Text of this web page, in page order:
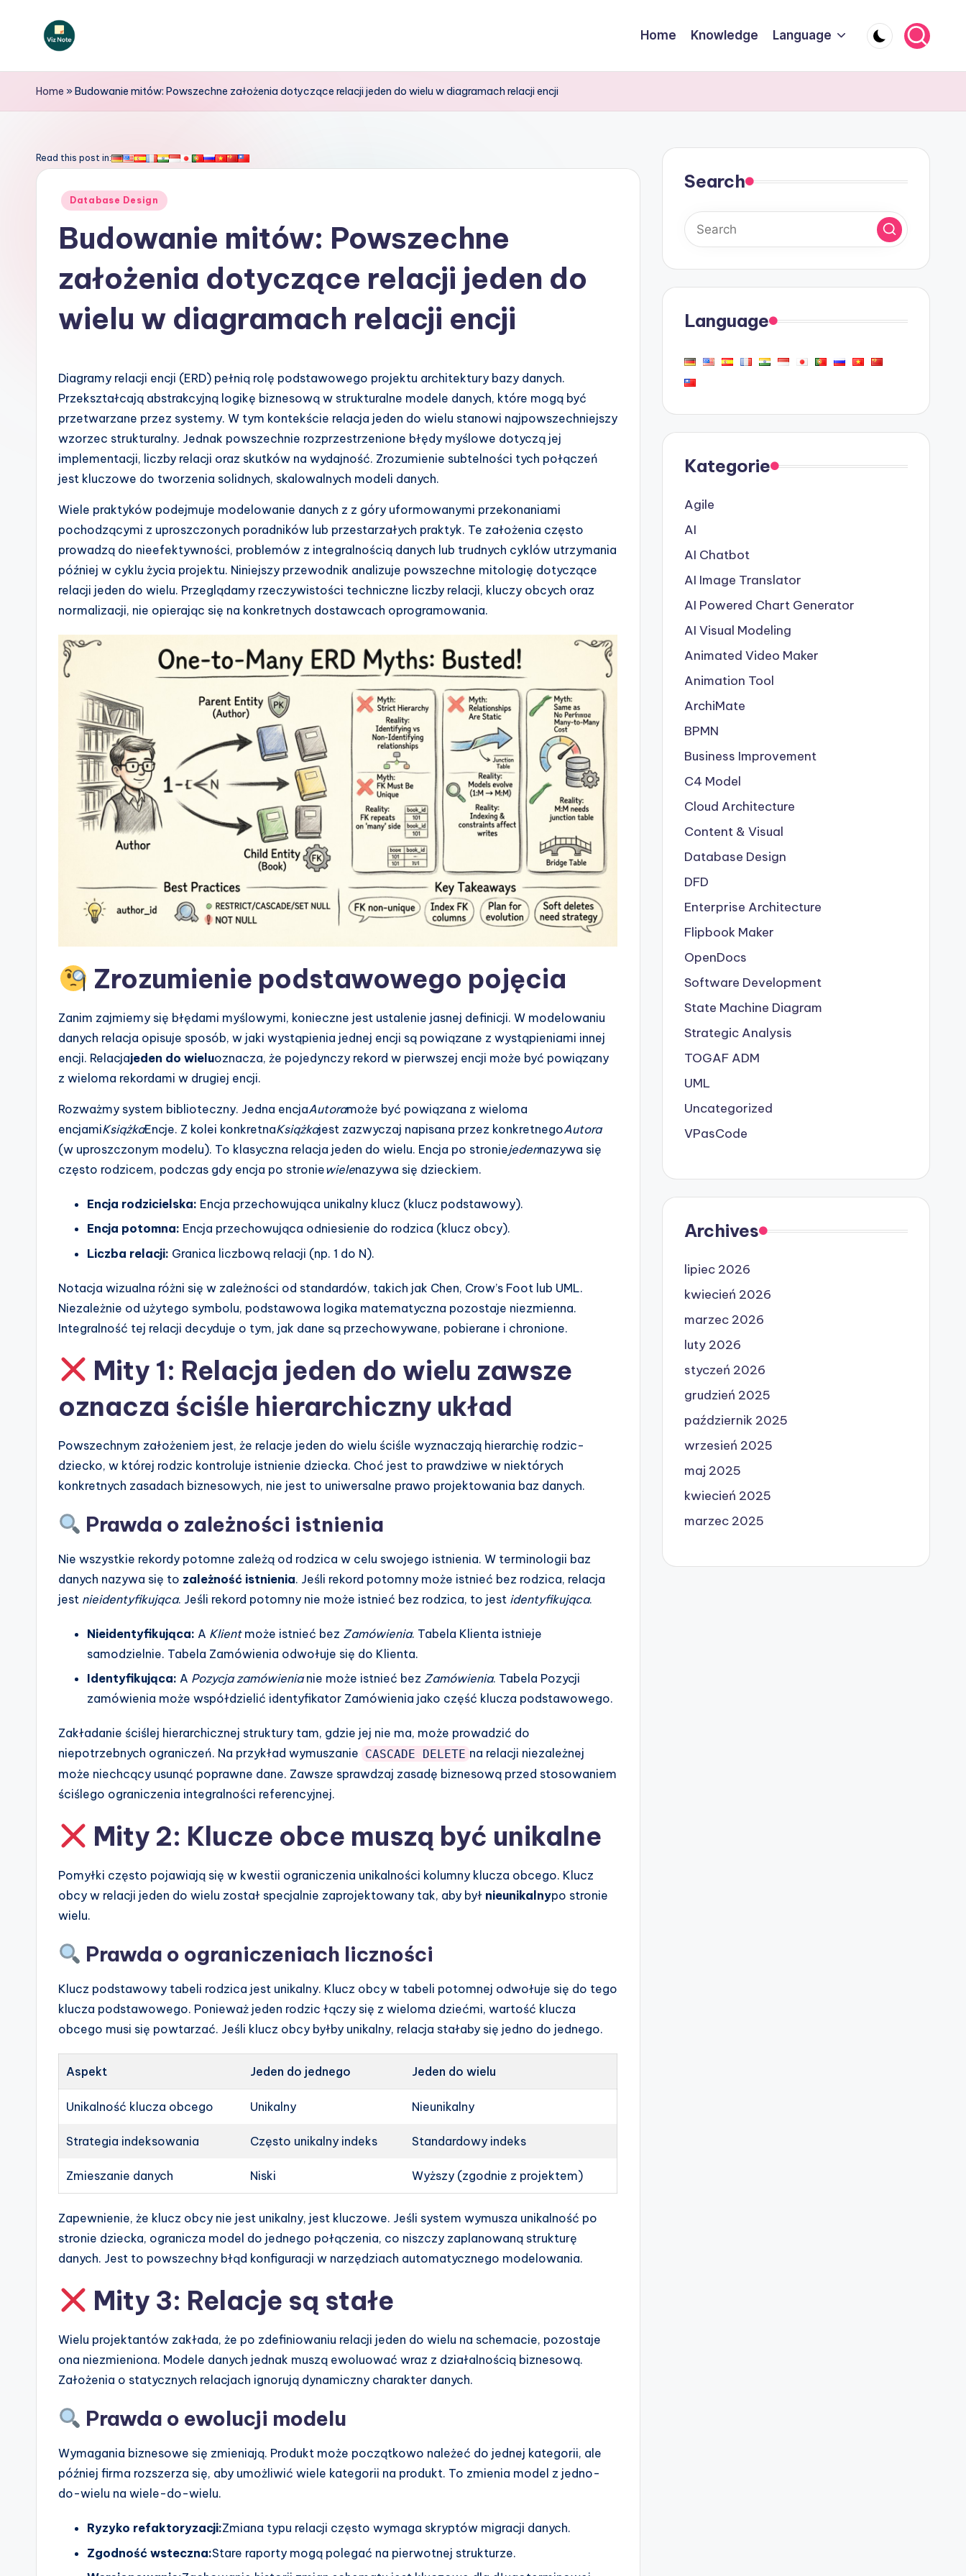
V
iz
o
A
si
Home Knowledge Language
Home »Budowanie mitów: Powszechne założenia dotyczące relacji jeden do wielu w diagramach relacji encji
Read this post in:
Posted
Database Design
Budowanie mitów: Powszechne
założenia dotyczące relacji jeden do
wielu w diagramach relacji encji
Diagramy relacji encji (ERD) pełnią rolę podstawowego projektu architektury bazy danych.
Przekształcają abstrakcyjną logikę biznesową w strukturalne modele danych, które mogą być
przetwarzane przez systemy. W tym kontekście relacja jeden do wielu stanowi najpowszechniejszy
wzorzec strukturalny. Jednak powszechnie rozprzestrzenione błędy myślowe dotyczą jej
implementacji, liczby relacji oraz skutków na wydajność. Zrozumienie subtelności tych połączeń
jest kluczowe do tworzenia solidnych, skalowalnych modeli danych.
Wiele praktyków podejmuje modelowanie danych z z góry uformowanymi przekonaniami
pochodzącymi z uproszczonych poradników lub przestarzałych praktyk. Te założenia często
prowadzą do nieefektywności, problemów z integralnością danych lub trudnych cyklów utrzymania
później w cyklu życia projektu. Niniejszy przewodnik analizuje powszechne mitologię dotyczące
relacji jeden do wielu. Przeglądamy rzeczywistości techniczne liczby relacji, kluczy obcych oraz
normalizacji, nie opierając się na konkretnych dostawcach oprogramowania.
Zrozumienie podstawowego pojęcia
Zanim zajmiemy się błędami myślowymi, konieczne jest ustalenie jasnej definicji. W modelowaniu
danych relacja opisuje sposób, w jaki wystąpienia jednej encji są powiązane z wystąpieniami innej
encji. Relacjajeden do wieluoznacza, że pojedynczy rekord w pierwszej encji może być powiązany
z wieloma rekordami w drugiej encji.
Rozważmy system biblioteczny. Jedna encjaAutoramoże być powiązana z wieloma
encjamiKsiążkaEncje. Z kolei konkretnaKsiążkajest zazwyczaj napisana przez konkretnegoAutora
(w uproszczonym modelu). To klasyczna relacja jeden do wielu. Encja po stroniejedennazywa się
często rodzicem, podczas gdy encja po stroniewielenazywa się dzieckiem.
Encja rodzicielska: Encja przechowująca unikalny klucz (klucz podstawowy).
Encja potomna: Encja przechowująca odniesienie do rodzica (klucz obcy).
Liczba relacji: Granica liczbową relacji (np. 1 do N).
Notacja wizualna różni się w zależności od standardów, takich jak Chen, Crow’s Foot lub UML.
Niezależnie od użytego symbolu, podstawowa logika matematyczna pozostaje niezmienna.
Integralność tej relacji decyduje o tym, jak dane są przechowywane, pobierane i chronione.
Mity 1: Relacja jeden do wielu zawsze
oznacza ściśle hierarchiczny układ
Powszechnym założeniem jest, że relacje jeden do wielu ściśle wyznaczają hierarchię rodzic-
dziecko, w której rodzic kontroluje istnienie dziecka. Choć jest to prawdziwe w niektórych
konkretnych zasadach biznesowych, nie jest to uniwersalne prawo projektowania baz danych.
Prawda o zależności istnienia
Nie wszystkie rekordy potomne zależą od rodzica w celu swojego istnienia. W terminologii baz
danych nazywa się to zależność istnienia. Jeśli rekord potomny może istnieć bez rodzica, relacja
jest nieidentyfikująca. Jeśli rekord potomny nie może istnieć bez rodzica, to jest identyfikująca.
Nieidentyfikująca: A Klientmoże istnieć bez Zamówienia. Tabela Klienta istnieje
samodzielnie. Tabela Zamówienia odwołuje się do Klienta.
Identyfikująca: A Pozycja zamówienianie może istnieć bez Zamówienia. Tabela Pozycji
zamówienia może współdzielić identyfikator Zamówienia jako część klucza podstawowego.
Zakładanie ściślej hierarchicznej struktury tam, gdzie jej nie ma, może prowadzić do
niepotrzebnych ograniczeń. Na przykład wymuszanie CASCADE DELETE na relacji niezależnej
może niechcący usunąć poprawne dane. Zawsze sprawdzaj zasadę biznesową przed stosowaniem
ściślego ograniczenia integralności referencyjnej.
Mity 2: Klucze obce muszą być unikalne
Pomyłki często pojawiają się w kwestii ograniczenia unikalności kolumny klucza obcego. Klucz
obcy w relacji jeden do wielu został specjalnie zaprojektowany tak, aby był nieunikalnypo stronie
wielu.
Prawda o ograniczeniach liczności
Klucz podstawowy tabeli rodzica jest unikalny. Klucz obcy w tabeli potomnej odwołuje się do tego
klucza podstawowego. Ponieważ jeden rodzic łączy się z wieloma dziećmi, wartość klucza
obcego musi się powtarzać. Jeśli klucz obcy byłby unikalny, relacja stałaby się jedno do jednego.
Aspekt Jeden do jednego Jeden do wielu
Unikalność klucza obcego Unikalny Nieunikalny
Strategia indeksowania Często unikalny indeks Standardowy indeks
Zmieszanie danych Niski Wyższy (zgodnie z projektem)
Zapewnienie, że klucz obcy nie jest unikalny, jest kluczowe. Jeśli system wymusza unikalność po
stronie dziecka, ogranicza model do jednego połączenia, co niszczy zaplanowaną strukturę
danych. Jest to powszechny błąd konfiguracji w narzędziach automatycznego modelowania.
Mity 3: Relacje są stałe
Wielu projektantów zakłada, że po zdefiniowaniu relacji jeden do wielu na schemacie, pozostaje
ona niezmieniona. Modele danych jednak muszą ewoluować wraz z działalnością biznesową.
Założenia o statycznych relacjach ignorują dynamiczny charakter danych.
Prawda o ewolucji modelu
Wymagania biznesowe się zmieniają. Produkt może początkowo należeć do jednej kategorii, ale
później firma rozszerza się, aby umożliwić wiele kategorii na produkt. To zmienia model z jedno-
do-wielu na wiele-do-wielu.
Ryzyko refaktoryzacji:Zmiana typu relacji często wymaga skryptów migracji danych.
Zgodność wsteczna:Stare raporty mogą polegać na pierwotnej strukturze.
Search
Language
Kategorie
Agile
AI
AI Chatbot
AI Image Translator
AI Powered Chart Generator
AI Visual Modeling
Animated Video Maker
Animation Tool
ArchiMate
BPMN
Business Improvement
C4 Model
Cloud Architecture
Content & Visual
Database Design
DFD
Enterprise Architecture
Flipbook Maker
OpenDocs
Software Development
State Machine Diagram
Strategic Analysis
TOGAF ADM
UML
Uncategorized
VPasCode
Archives
lipiec 2026
kwiecień 2026
marzec 2026
luty 2026
styczeń 2026
grudzień 2025
październik 2025
wrzesień 2025
maj 2025
kwiecień 2025
marzec 2025